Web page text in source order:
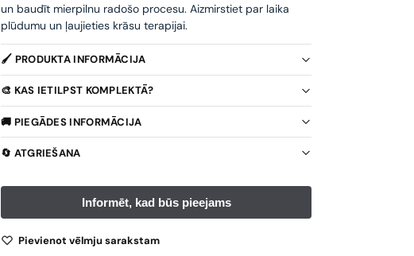
un baudīt mierpilnu radošo procesu. Aizmirstiet par laika
plūdumu un ļaujieties krāsu terapijai.
🖌️ PRODUKTA INFORMĀCIJA
🎨 KAS IETILPST KOMPLEKTĀ?
🚚 PIEGĀDES INFORMĀCIJA
🔄 ATGRIEŠANA
Pievienot vēlmju sarakstam